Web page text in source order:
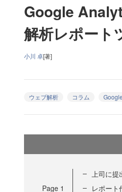
Google
解析レポート
小川 卓[著]
ウェブ解析 コラム
Page 1
上司に提
レポート